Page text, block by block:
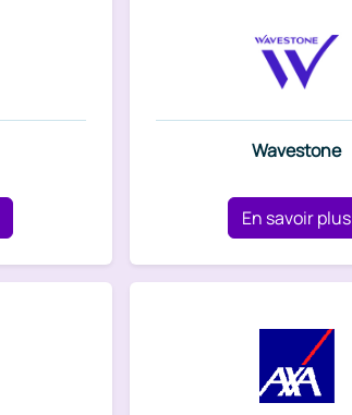
Wavestone
En savoir plus